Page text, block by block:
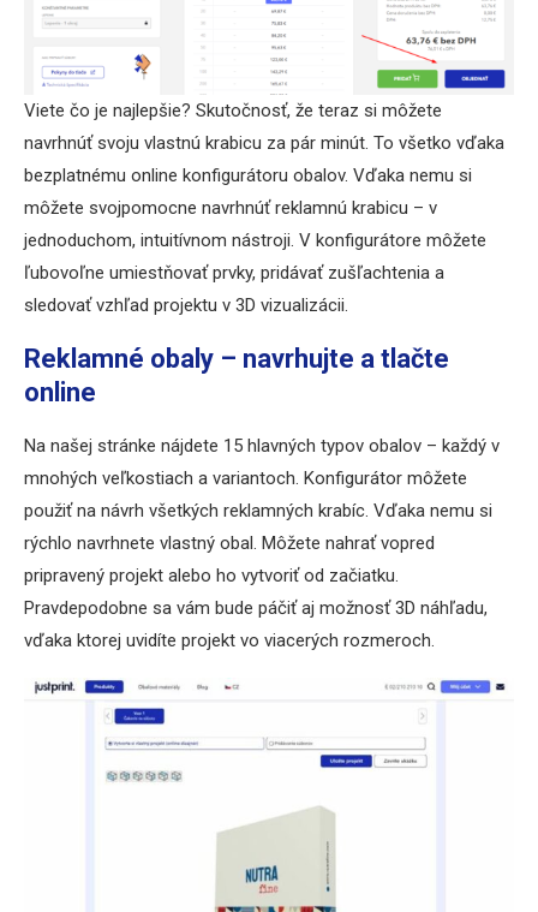
Viete čo je najlepšie? Skutočnosť, že teraz si môžete
navrhnúť svoju vlastnú krabicu za pár minút. To všetko vďaka
bezplatnému online konfigurátoru obalov. Vďaka nemu si
môžete svojpomocne navrhnúť reklamnú krabicu – v
jednoduchom, intuitívnom nástroji. V konfigurátore môžete
ľubovoľne umiestňovať prvky, pridávať zušľachtenia a
sledovať vzhľad projektu v 3D vizualizácii.
Reklamné obaly – navrhujte a tlačte
online
Na našej stránke nájdete 15 hlavných typov obalov – každý v
mnohých veľkostiach a variantoch. Konfigurátor môžete
použiť na návrh všetkých reklamných krabíc. Vďaka nemu si
rýchlo navrhnete vlastný obal. Môžete nahrať vopred
pripravený projekt alebo ho vytvoriť od začiatku.
Pravdepodobne sa vám bude páčiť aj možnosť 3D náhľadu,
vďaka ktorej uvidíte projekt vo viacerých rozmeroch.